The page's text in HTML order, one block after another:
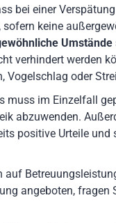
bei einer
keine
Umstände
verhindert werden
Vogelschlag oder
im Einzelfall
abzuwenden.
positive Urteile und
angeboten, fragen